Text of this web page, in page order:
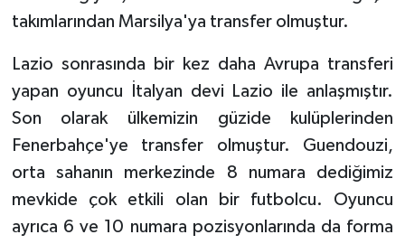
takımlarından Marsilya'ya transfer olmuştur.
Lazio sonrasında bir kez daha Avrupa transferi
yapan oyuncu İtalyan devi Lazio ile anlaşmıştır.
Son olarak ülkemizin güzide kulüplerinden
Fenerbahçe'ye transfer olmuştur. Guendouzi,
orta sahanın merkezinde 8 numara dediğimiz
mevkide çok etkili olan bir futbolcu. Oyuncu
ayrıca 6 ve 10 numara pozisyonlarında da forma